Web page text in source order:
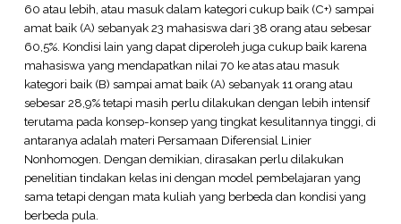
60 atau lebih, atau masuk dalam kategori cukup baik (C+) sampai
amat baik (A) sebanyak 23 mahasiswa dari 38 orang atau sebesar
60,5%. Kondisi lain yang dapat diperoleh juga cukup baik karena
mahasiswa yang mendapatkan nilai 70 ke atas atau masuk
kategori baik (B) sampai amat baik (A) sebanyak 11 orang atau
sebesar 28,9% tetapi masih perlu dilakukan dengan lebih intensif
terutama pada konsep-konsep yang tingkat kesulitannya tinggi, di
antaranya adalah materi Persamaan Diferensial Linier
Nonhomogen. Dengan demikian, dirasakan perlu dilakukan
penelitian tindakan kelas ini dengan model pembelajaran yang
sama tetapi dengan mata kuliah yang berbeda dan kondisi yang
berbeda pula.